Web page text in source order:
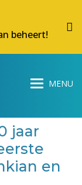
beheert!
jaar
en